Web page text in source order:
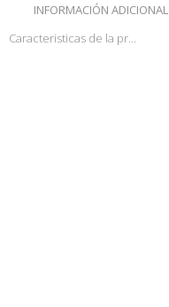
INFORMACIÓN ADICIONAL
Caracteristicas de la propiedad